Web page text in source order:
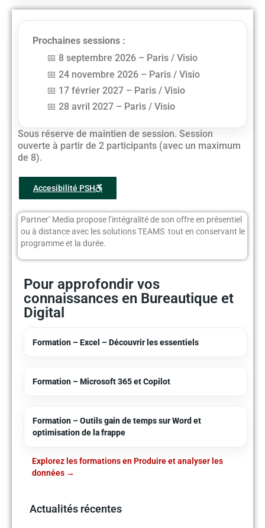
Pour approfondir vos
connaissances en Bureautique et
Digital
Formation – Excel – Découvrir les essentiels
Formation – Microsoft 365 et Copilot
Formation – Outils gain de temps sur Word et
optimisation de la frappe
Explorez les formations en Produire et analyser les
données
Actualités récentes
Prochaines sessions :
8 septembre 2026 – Paris / Visio
24 novembre 2026 – Paris / Visio
17 février 2027 – Paris / Visio
28 avril 2027 – Paris / Visio
Sous réserve de maintien de session. Session
ouverte à partir de 2 participants (avec un maximum
de 8).
Accesibilité PSH
Partner’ Media propose l’intégralité de son offre en présentiel
ou à distance avec les solutions TEAMS tout en conservant le
programme et la durée.